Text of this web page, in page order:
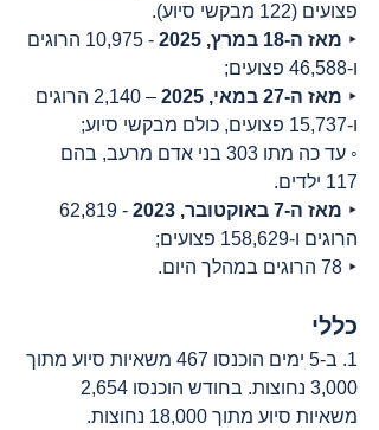
פצועים (122 מבקשי סיוע).
‣ מאז ה-18 במרץ, 2025
- 10,975 הרוגים
ו-46,588 פצועים;
‣ מאז ה-27 במאי, 2025
– 2,140 הרוגים
ו-15,737 פצועים, כולם מבקשי סיוע;
◦ עד כה מתו 303 בני אדם מרעב, בהם
117 ילדים.
‣ מאז ה-7 באוקטובר, 2023
הרוגים ו-158,629 פצועים;
‣ 78 הרוגים במהלך היום.
כללי
1. ב-5 ימים הוכנסו 467 משאיות סיוע מתוך
משאיות סיוע מתוך 18,000 נחוצות.